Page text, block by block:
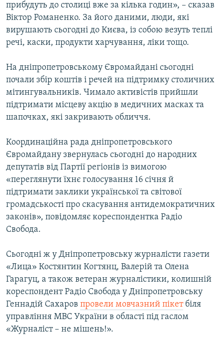
прибудуть до столиці вже за кілька годин», – сказав
Віктор Романенко. За його даними, люди, які
вирушають сьогодні до Києва, із собою везуть теплі
речі, каски, продукти харчування, ліки тощо.
На дніпропетровському Євромайдані сьогодні
почали збір коштів і речей на підтримку столичних
мітингувальників. Чимало активістів прийшли
підтримати місцеву акцію в медичних масках та
шапочках, які закривають обличчя.
Координаційна рада дніпропетровського
Євромайдану звернулась сьогодні до народних
депутатів від Партії регіонів із вимогою
«переглянути їхнє голосування 16 січня й
підтримати заклики української та світової
громадськості про скасування антидемократичних
законів», повідомляє кореспондентка Радіо
Свобода.
Сьогодні ж у Дніпропетровську журналісти газети
«Лица» Костянтин Когтянц, Валерій та Олена
Гарагуц, а також ветеран журналістики, колишній
кореспондент Радіо Свобода у Дніпропетровську
Геннадій Сахаров провели мовчазний пікетбіля
управління МВС України в області під гаслом
«Журналіст – не мішень!».